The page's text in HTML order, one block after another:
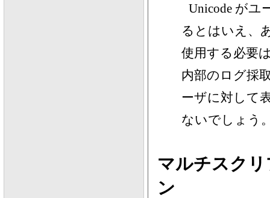
Unicode がユ
るとはいえ、
使用する必要
内部のログ採
ーザに対して
ないでしょう
マルチスク
ン